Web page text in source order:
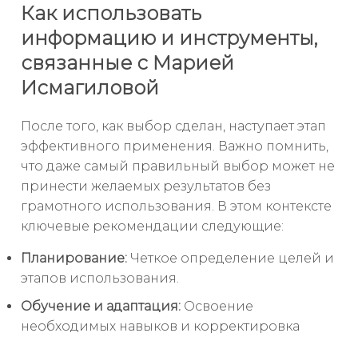
Как использовать
информацию и инструменты,
связанные с Марией
Исмагиловой
После того, как выбор сделан, наступает этап
эффективного применения. Важно помнить,
что даже самый правильный выбор может не
принести желаемых результатов без
грамотного использования. В этом контексте
ключевые рекомендации следующие:
Планирование: Четкое определение целей и
этапов использования.
Обучение и адаптация: Освоение
необходимых навыков и корректировка